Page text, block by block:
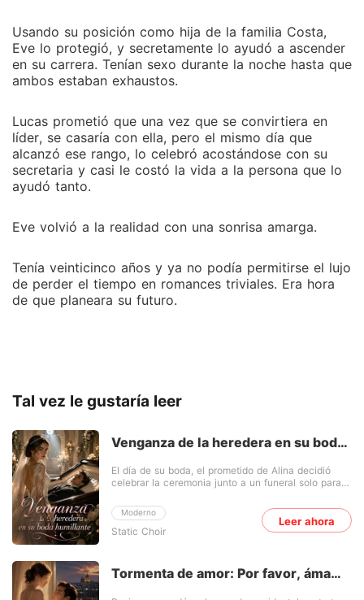
Usando su posición como hija de la familia Costa,
Eve lo protegió, y secretamente lo ayudó a ascender
en su carrera. Tenían sexo durante la noche hasta que
ambos estaban exhaustos.
Lucas prometió que una vez que se convirtiera en
líder, se casaría con ella, pero el mismo día que
alcanzó ese rango, lo celebró acostándose con su
secretaria y casi le costó la vida a la persona que lo
ayudó tanto.
Eve volvió a la realidad con una sonrisa amarga.
Tenía veinticinco años y ya no podía permitirse el lujo
de perder el tiempo en romances triviales. Era hora
de que planeara su futuro.
Tal vez le gustaría leer
Venganza de la heredera en su boda
Moderno
Static Choir
El día de su boda, el prometido de Alina decidió
celebrar la ceremonia junto a un funeral solo para
novio en el acto y se casó con un hombre al borde
de la muerte. Ella era la hija de una sirvienta que
había luchado toda su vida por sobrevivir. Él, el
matrimonio condenado al fracaso y esperaron
verlos caer en la miseria. Pero Alina pronto reveló
Leer ahora
Tormenta de amor: Por favor, ámame